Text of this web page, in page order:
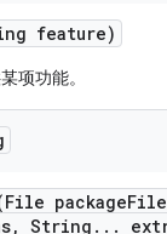
feature)
项功能。
packageFile
, String . . .